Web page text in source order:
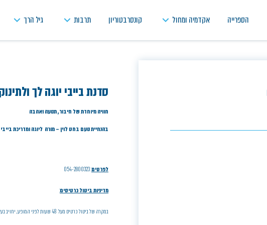
הספרייה אקדמיה ומחול קונסרבטוריון תרבות גיל הרך
סדנת בייבי יוגה לך
חוויה מיוחדת של חיבור, תנועה ואהבה
בהנחיית נועם בחט לוין – מורה ליוגה ומדריכת בייבי
לפרטים: 054-2800323
מדיניות ביטול כרטיסים:
במקרה של ביטול כרטיס מעל 48 שעות לפני המופע, יחויב בעל הכרטיס בדמי ביטול בסך 5% ממחיר הכרטיס